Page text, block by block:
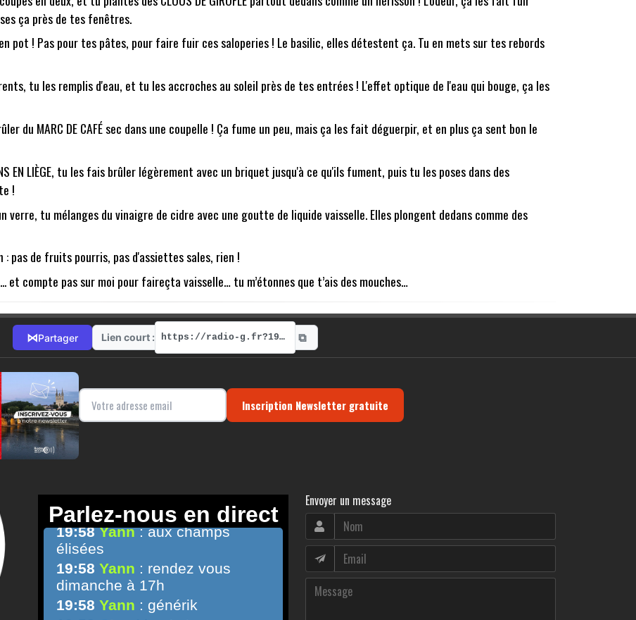
ça près de tes fenêtres.
pot ! Pas pour tes pâtes, pour faire fuir ces saloperies ! Le basilic, elles détestent ça. Tu en mets sur tes rebords
tu les remplis d'eau, et tu les accroches au soleil près de tes entrées ! L'effet optique de l'eau qui bouge, ça les
du MARC DE CAFÉ sec dans une coupelle ! Ça fume un peu, mais ça les fait déguerpir, et en plus ça sent bon le
EN LIÈGE, tu les fais brûler légèrement avec un briquet jusqu'à ce qu'ils fument, puis tu les poses dans des
!
verre, tu mélanges du vinaigre de cidre avec une goutte de liquide vaisselle. Elles plongent dedans comme des
pas de fruits pourris, pas d'assiettes sales, rien !
et compte pas sur moi pour faireçta vaisselle… tu m’étonnes que t’ais des mouches…
⋈Partager Lien court : https://radio-g.fr?19376 ⧉
Inscription Newsletter gratuite
Envoyer un message